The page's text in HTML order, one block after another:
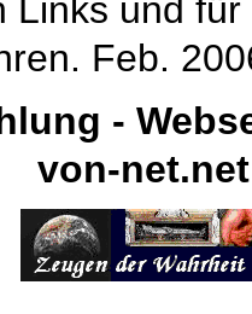
Links und
Feb.
-
von-net.net